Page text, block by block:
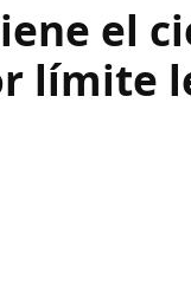
el
límite